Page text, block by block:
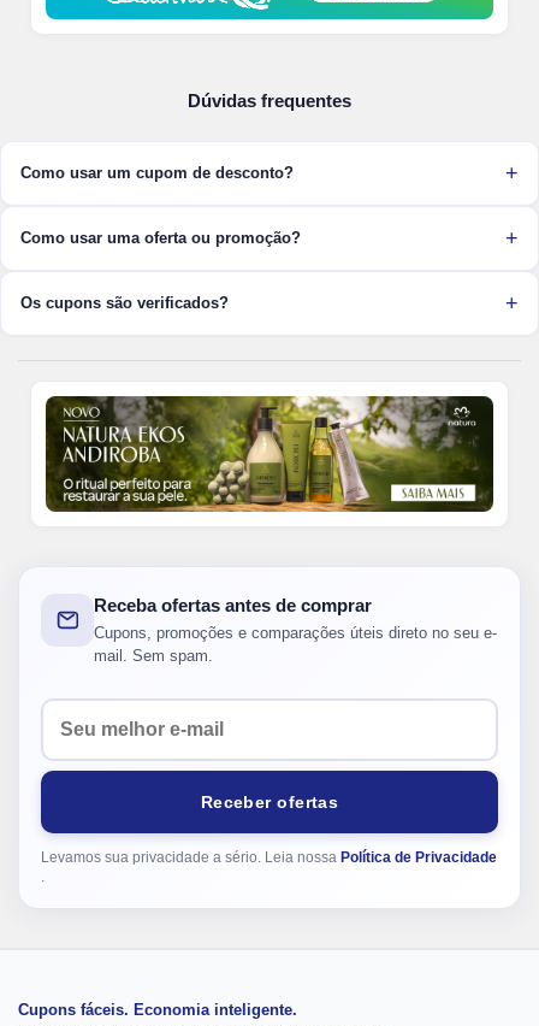
Dúvidas frequentes
Como usar um cupom de desconto?
Como usar uma oferta ou promoção?
Os cupons são verificados?
Receba ofertas antes de comprar
Cupons, promoções e comparações úteis direto no seu e-
mail. Sem spam.
Seu e-mail
Receber ofertas
Levamos sua privacidade a sério. Leia nossa Política de Privacidade
Cupons fáceis. Economia inteligente.